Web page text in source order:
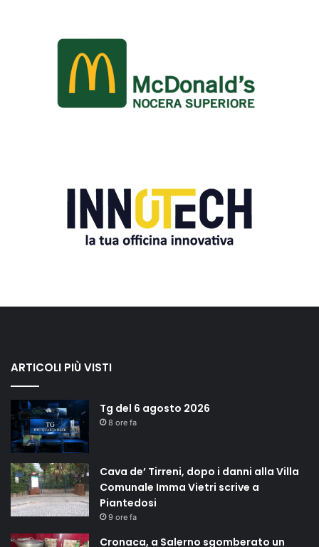
ARTICOLI PIÙ VISTI
Tg del 6 agosto 2026
8 ore fa
Cava de’ Tirreni, dopo i danni alla Villa
Comunale Imma Vietri scrive a
Piantedosi
9 ore fa
Cronaca, a Salerno sgomberato un